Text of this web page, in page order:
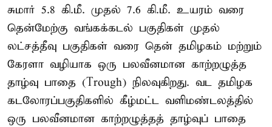
சுமார் 5.8 கி.மீ. முதல் 7.6 கி.மீ. உயரம் வரை
தென்மேற்கு வங்கக்கடல் பகுதிகள் முதல்
லட்சத்தீவு பகுதிகள் வரை தென் தமிழகம் மற்றும்
கேரளா வழியாக ஒரு பலவீனமான காற்றழுத்த
தாழ்வு பாதை (Trough) நிலவுகிறது. வட தமிழக
கடலோரப்பகுதிகளில் கீழ்மட்ட வளிமண்டலத்தில்
ஒரு பலவீனமான காற்றழுத்தத் தாழ்வுப் பாதை